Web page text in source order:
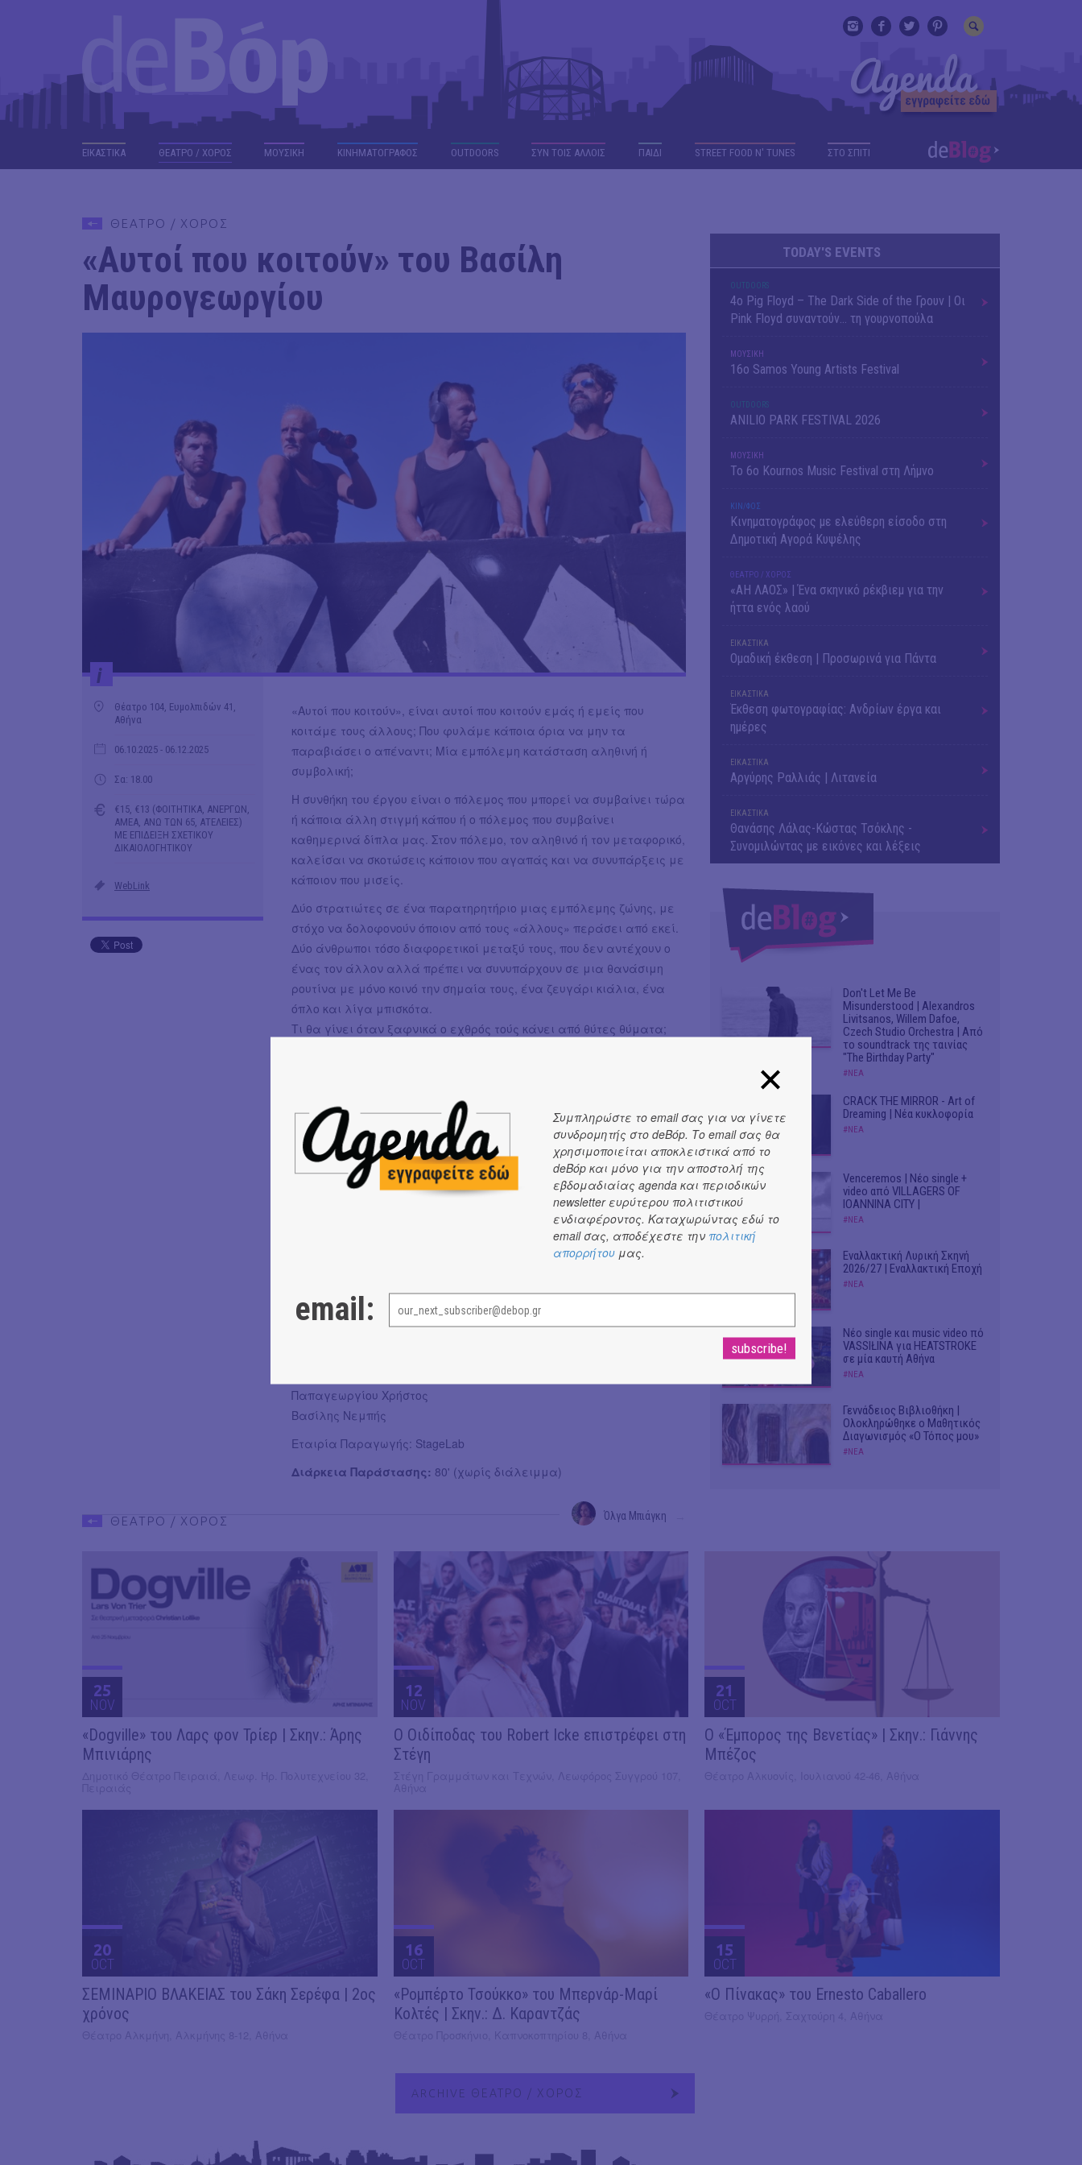
ΕΙΚΑΣΤΙΚΑ ΘΕΑΤΡΟ / ΧΟΡΟΣ ΜΟΥΣΙΚΗ ΚΙΝΗΜΑΤΟΓΡΑΦΟΣ OUTDΟORS ΣΥΝ ΤΟΙΣ ΑΛΛΟΙΣ ΠΑΙΔΙ STREET FOOD N' TUNES ΣΤΟ ΣΠΙΤΙ
ΘΕΑΤΡΟ / ΧΟΡΟΣ
«Αυτοί που κοιτούν» του Βασίλη
Μαυρογεωργίου
i
Θέατρο 104, Ευμολπιδών 41,
Αθήνα
06.10.2025 - 06.12.2025
Σα: 18.00
€15, €13 (ΦΟΙΤΗΤΙΚΑ, ΑΝΕΡΓΩΝ,
ΑΜΕΑ, ΑΝΩ ΤΩΝ 65, ΑΤΕΛΕΙΕΣ)
ΜΕ ΕΠΙΔΕΙΞΗ ΣΧΕΤΙΚΟΥ
ΔΙΚΑΙΟΛΟΓΗΤΙΚΟΥ
WebLink
«Αυτοί που κοιτούν», είναι αυτοί που κοιτούν εμάς ή εμείς που
κοιτάμε τους άλλους; Που φυλάμε κάποια όρια να μην τα
παραβιάσει ο απέναντι; Μία εμπόλεμη κατάσταση αληθινή ή
συμβολική;
Η συνθήκη του έργου είναι ο πόλεμος που μπορεί να συμβαίνει τώρα
ή κάποια άλλη στιγμή κάπου ή ο πόλεμος που συμβαίνει
καθημερινά δίπλα μας. Στον πόλεμο, τον αληθινό ή τον μεταφορικό,
καλείσαι να σκοτώσεις κάποιον που αγαπάς και να συνυπάρξεις με
κάποιον που μισείς.
Δύο στρατιώτες σε ένα παρατηρητήριο μιας εμπόλεμης ζώνης, με
στόχο να δολοφονούν όποιον από τους «άλλους» περάσει από εκεί.
Δύο άνθρωποι τόσο διαφορετικοί μεταξύ τους, που δεν αντέχουν ο
ένας τον άλλον αλλά πρέπει να συνυπάρχουν σε μια θανάσιμη
ρουτίνα με μόνο κοινό την σημαία τους, ένα ζευγάρι κιάλια, ένα
όπλο και λίγα μπισκότα.
Τι θα γίνει όταν ξαφνικά ο εχθρός τούς κάνει από θύτες θύματα;
διεισδυτικό, εξερευνά ανθρώπινες σχέσεις σε τεντωμένο σκοινί.
Μια θεατρική -υποκριτική και σκηνοθετική- σύμπραξη των Δημήτρη
Γεωργαλά και Νίκου Δερτιλή στο θέατρο 104, από τις 6 Οκτωβρίου,
για πέντε Δευτερότριτα.
Ταυτότητα παράστασης:
Σκηνοθεσία: Νίκος Δερτιλής, Δημητρης Γεωργαλας
Σχεδιασμός φωτισμών: Βασίλης Αποστολάτος
Φωτογραφίες: Νίκος Καρντάσης
Παπαγεωργίου Χρήστος
Βασίλης Νεμπής
Εταιρία Παραγωγής: StageLab
Διάρκεια Παράστασης: 80' (χωρίς διάλειμμα)
Όλγα Μπιάγκη
TODAY'S EVENTS
OUTDΟORS
4ο Pig Floyd – The Dark Side of the Γρουν | Οι
Pink Floyd συναντούν… τη γουρνοπούλα
ΜΟΥΣΙΚΗ
16o Samos Young Artists Festival
OUTDΟORS
ANILIO PARK FESTIVAL 2026
ΜΟΥΣΙΚΗ
Το 6ο Kournos Music Festival στη Λήμνο
ΚΙΝ/ΦΟΣ
Κινηματογράφος με ελεύθερη είσοδο στη
Δημοτική Αγορά Κυψέλης
ΘΕΑΤΡΟ / ΧΟΡΟΣ
«ΑΗ ΛΑΟΣ» | Ένα σκηνικό ρέκβιεμ για την
ήττα ενός λαού
ΕΙΚΑΣΤΙΚΑ
Ομαδική έκθεση | Προσωρινά για Πάντα
ΕΙΚΑΣΤΙΚΑ
Έκθεση φωτογραφίας: Ανδρίων έργα και
ημέρες
ΕΙΚΑΣΤΙΚΑ
Αργύρης Ραλλιάς | Λιτανεία
ΕΙΚΑΣΤΙΚΑ
Θανάσης Λάλας-Κώστας Τσόκλης -
Συνομιλώντας με εικόνες και λέξεις
Don't Let Me Be
Misunderstood | Alexandros
Livitsanos, Willem Dafoe,
Czech Studio Orchestra | Από
το soundtrack της ταινίας
"The Birthday Party"
#ΝΕΑ
CRACK THE MIRROR - Art of
Dreaming | Νέα κυκλοφορία
#ΝΕΑ
Venceremos | Νέο single +
video από VILLAGERS OF
IOANNINA CITY |
#ΝΕΑ
Εναλλακτική Λυρική Σκηνή
2026/27 | Εναλλακτική Εποχή
#ΝΕΑ
Νέο single και music video πό
VASSIŁINA για HEATSTROKE
σε μία καυτή Αθήνα
#ΝΕΑ
Γεννάδειος Βιβλιοθήκη |
Ολοκληρώθηκε ο Μαθητικός
Διαγωνισμός «Ο Τόπος μου»
#ΝΕΑ
ΘΕΑΤΡΟ / ΧΟΡΟΣ
25
NOV
«Dogville» του Λαρς φον Τρίερ | Σκην.: Άρης
Μπινιάρης
12
NOV
O Οιδίποδας του Robert Icke επιστρέφει στη
Στέγη
21
OCT
Ο «Έμπορος της Βενετίας» | Σκην.: Γιάννης
Μπέζος
20
OCT
ΣΕΜΙΝΑΡΙΟ ΒΛΑΚΕΙΑΣ του Σάκη Σερέφα | 2ος
χρόνος
16
OCT
«Ρομπέρτο Τσούκκο» του Μπερνάρ-Μαρί
Κολτές | Σκην.: Δ. Καραντζάς
15
OCT
«Ο Πίνακας» του Ernesto Caballero
ARCHIVE ΘΕΑΤΡΟ / ΧΟΡΟΣ
Συμπληρώστε το email σας για να γίνετε
συνδρομητής στο deBόp. Το email σας θα
χρησιμοποιείται αποκλειστικά από το
deBόp και μόνο για την αποστολή της
εβδομαδιαίας agenda και περιοδικών
newsletter ευρύτερου πολιτιστικού
ενδιαφέροντος. Καταχωρώντας εδώ το
email σας, αποδέχεστε την πολιτική
απορρήτου μας.
email: